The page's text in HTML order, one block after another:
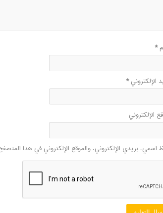
*
الإلكتروني*
الإلكتروني
اسمي، بريدي الإلكتروني، والموقع الإلكتروني في هذا